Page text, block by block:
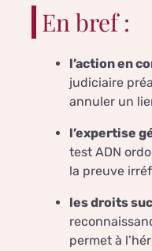
En bref :
l’action en
judiciaire
annuler un
l’expertise
test ADN
la preuve
les droits
permet à